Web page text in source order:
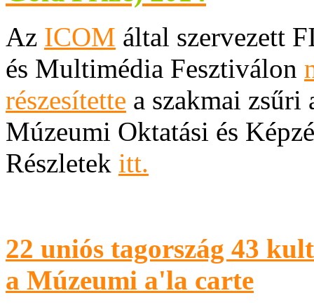
Az ICOM által szervezett
és Multimédia Fesztiválon
részesítette a szakmai zsűri
Múzeumi Oktatási és
Részletek itt.
22 uniós tagország 43
a Múzeumi a'la carte